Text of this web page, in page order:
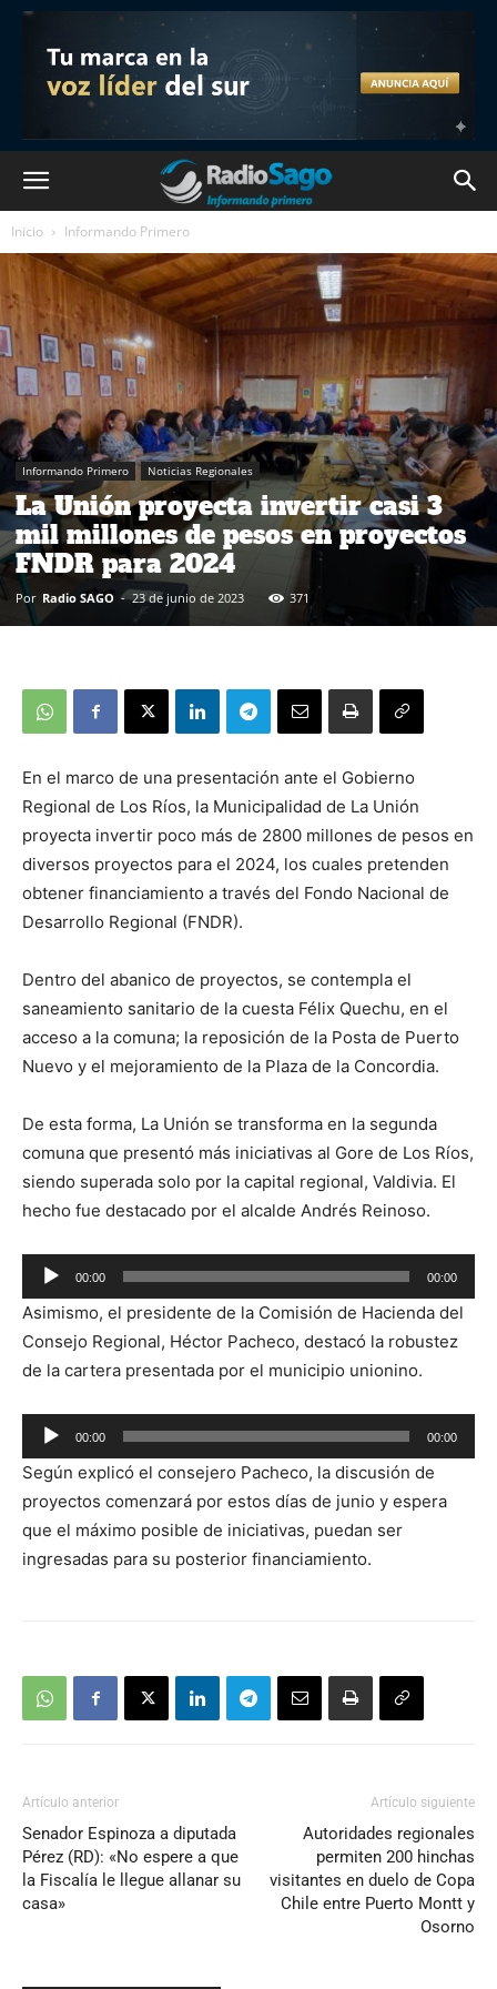
Inicio Informando Primero
Informando Primero Noticias Regionales
La Unión proyecta invertir casi 3
mil millones de pesos en proyectos
FNDR para 2024
Por Radio SAGO - 23 de junio de 2023 371
En el marco de una presentación ante el Gobierno
Regional de Los Ríos, la Municipalidad de La Unión
proyecta invertir poco más de 2800 millones de pesos en
diversos proyectos para el 2024, los cuales pretenden
obtener financiamiento a través del Fondo Nacional de
Desarrollo Regional (FNDR).
Dentro del abanico de proyectos, se contempla el
saneamiento sanitario de la cuesta Félix Quechu, en el
acceso a la comuna; la reposición de la Posta de Puerto
Nuevo y el mejoramiento de la Plaza de la Concordia.
De esta forma, La Unión se transforma en la segunda
comuna que presentó más iniciativas al Gore de Los Ríos,
siendo superada solo por la capital regional, Valdivia. El
hecho fue destacado por el alcalde Andrés Reinoso.
Reproductor
de
audio
00:00 00:00
Asimismo, el presidente de la Comisión de Hacienda del
Consejo Regional, Héctor Pacheco, destacó la robustez
de la cartera presentada por el municipio unionino.
Reproductor
de
audio
00:00 00:00
Según explicó el consejero Pacheco, la discusión de
proyectos comenzará por estos días de junio y espera
que el máximo posible de iniciativas, puedan ser
ingresadas para su posterior financiamiento.
Artículo anterior
Senador Espinoza a diputada
Pérez (RD): «No espere a que
la Fiscalía le llegue allanar su
casa»
Artículo siguiente
Autoridades regionales
permiten 200 hinchas
visitantes en duelo de Copa
Chile entre Puerto Montt y
Osorno